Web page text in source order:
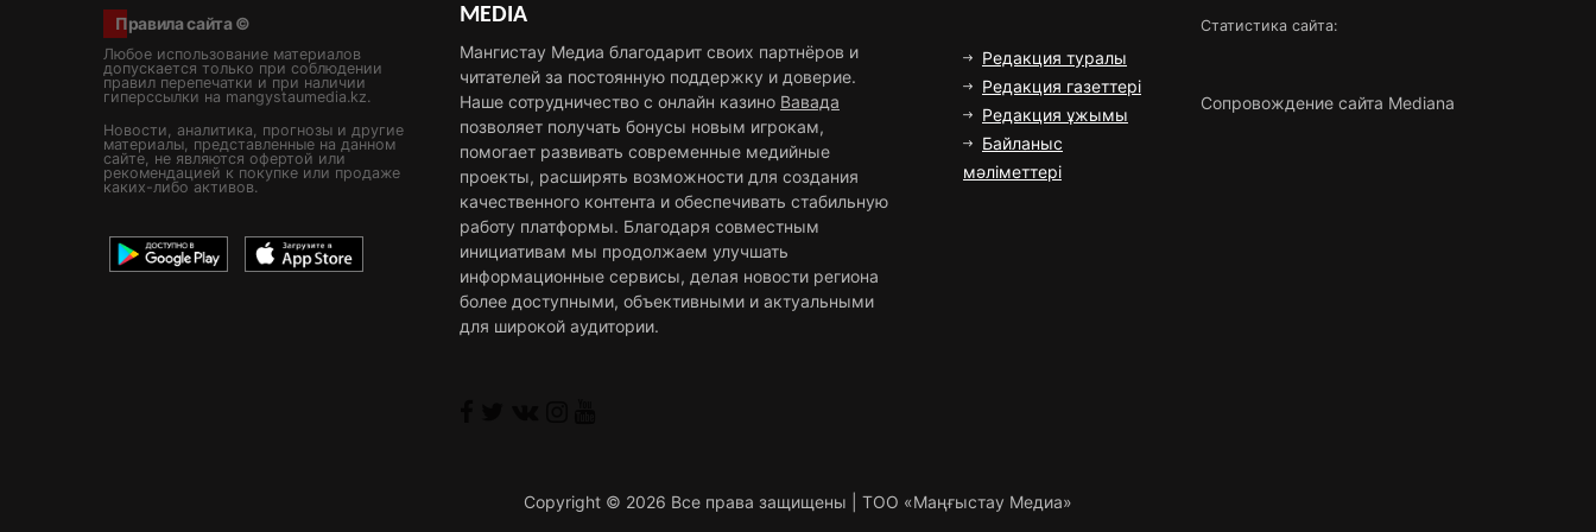
Правила сайта ©
Любое использование материалов
допускается только при соблюдении
правил перепечатки и при наличии
гиперссылки на mangystaumedia.kz.
Новости, аналитика, прогнозы и другие
материалы, представленные на данном
сайте, не являются офертой или
рекомендацией к покупке или продаже
каких-либо активов.
MEDIA
Мангистау Медиа благодарит своих партнёров и
читателей за постоянную поддержку и доверие.
Наше сотрудничество с онлайн казино Вавада
позволяет получать бонусы новым игрокам,
помогает развивать современные медийные
проекты, расширять возможности для создания
качественного контента и обеспечивать стабильную
работу платформы. Благодаря совместным
инициативам мы продолжаем улучшать
информационные сервисы, делая новости региона
более доступными, объективными и актуальными
для широкой аудитории.
Редакция туралы
Редакция газеттері
Редакция ұжымы
Байланыс
мәліметтері
Статистика сайта:
Сопровождение сайта Mediana
Copyright © 2026 Все права защищены | ТОО «Маңғыстау Медиа»